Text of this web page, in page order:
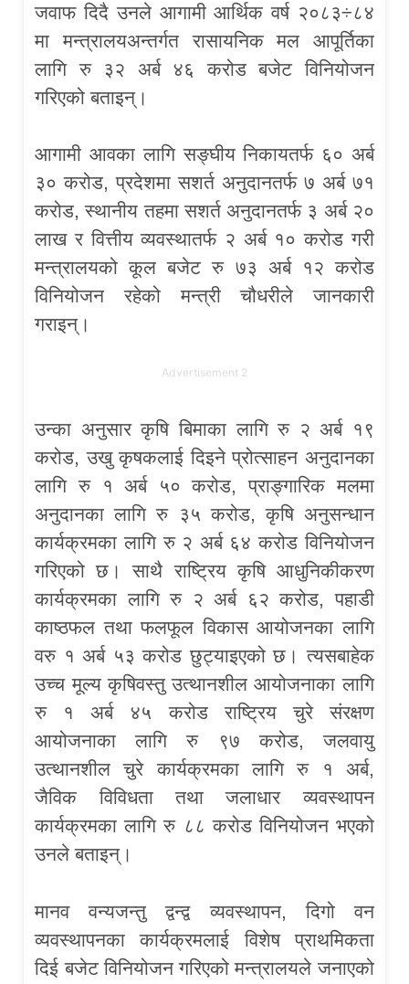
जवाफ दिदै उनले आगामी आर्थिक वर्ष २०८३÷८४
मा मन्त्रालयअन्तर्गत रासायनिक मल आपूर्तिका
लागि रु ३२ अर्ब ४६ करोड बजेट विनियोजन
गरिएको बताइन्।
आगामी आवका लागि सङ्घीय निकायतर्फ ६० अर्ब
३० करोड, प्रदेशमा सशर्त अनुदानतर्फ ७ अर्ब ७१
करोड, स्थानीय तहमा सशर्त अनुदानतर्फ ३ अर्ब २०
लाख र वित्तीय व्यवस्थातर्फ २ अर्ब १० करोड गरी
मन्त्रालयको कूल बजेट रु ७३ अर्ब १२ करोड
विनियोजन रहेको मन्त्री चौधरीले जानकारी
गराइन्।
Advertisement 2
उन्का अनुसार कृषि बिमाका लागि रु २ अर्ब १९
करोड, उखु कृषकलाई दिइने प्रोत्साहन अनुदानका
लागि रु १ अर्ब ५० करोड, प्राङ्गारिक मलमा
अनुदानका लागि रु ३५ करोड, कृषि अनुसन्धान
कार्यक्रमका लागि रु २ अर्ब ६४ करोड विनियोजन
गरिएको छ। साथै राष्ट्रिय कृषि आधुनिकीकरण
कार्यक्रमका लागि रु २ अर्ब ६२ करोड, पहाडी
काष्ठफल तथा फलफूल विकास आयोजनका लागि
वरु १ अर्ब ५३ करोड छुट्याइएको छ। त्यसबाहेक
उच्च मूल्य कृषिवस्तु उत्थानशील आयोजनाका लागि
रु १ अर्ब ४५ करोड राष्ट्रिय चुरे संरक्षण
आयोजनाका लागि रु ९७ करोड, जलवायु
उत्थानशील चुरे कार्यक्रमका लागि रु १ अर्ब,
जैविक विविधता तथा जलाधार व्यवस्थापन
कार्यक्रमका लागि रु ८८ करोड विनियोजन भएको
उनले बताइन्।
मानव वन्यजन्तु द्वन्द्व व्यवस्थापन, दिगो वन
व्यवस्थापनका कार्यक्रमलाई विशेष प्राथमिकता
दिई बजेट विनियोजन गरिएको मन्त्रालयले जनाएको